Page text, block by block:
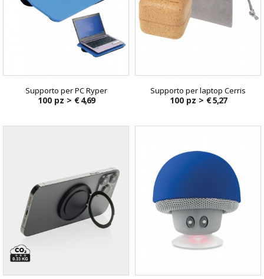
Supporto per PC Ryper
100 pz > € 4,69
Supporto per laptop Cerris
100 pz > € 5,27